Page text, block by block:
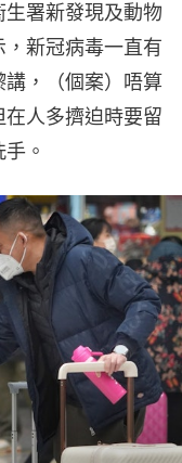
署新發現及動物
新冠病毒一直有
，（個案）唔算
人多擠迫時要留
。